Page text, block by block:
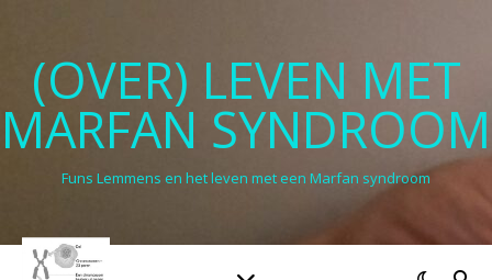
(OVER) LEVEN MET
MARFAN SYNDROOM
Funs Lemmens en het leven met een Marfan syndroom